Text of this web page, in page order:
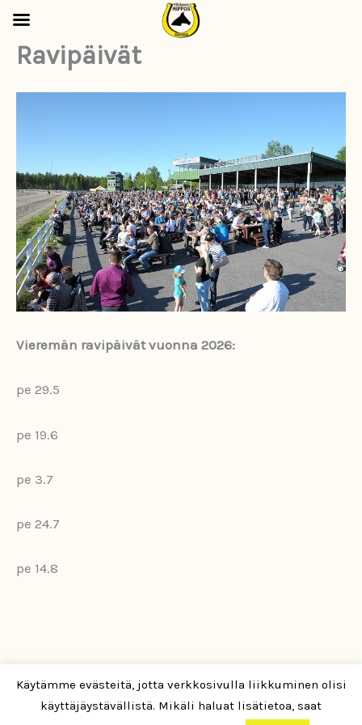
SiirryRavipäivät
Vieremän ravipäivät vuonna 2026:
pe 29.5
pe 19.6
pe 3.7
pe 24.7
pe 14.8
Copyright © Ylä-Savon Hippos 2026
Käytämme evästeitä, jotta verkkosivulla liikkuminen olisi
käyttäjäystävällistä. Mikäli haluat lisätietoa, saat